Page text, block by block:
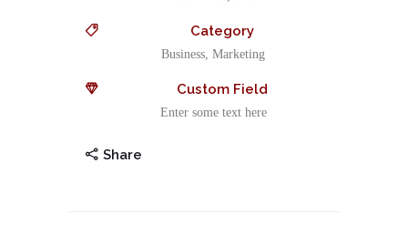
Category
Business, Marketing
Custom Field
Enter some text here
Share